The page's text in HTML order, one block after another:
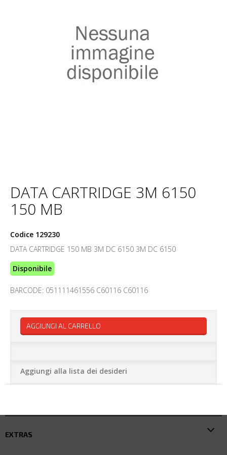
DATA CARTRIDGE 3M 6150
150 MB
Codice 129230
DATA CARTRIDGE 150 MB 3M DC 6150 3M DC 6150
Disponibile
BARCODE: 051111461556 C60116 C60116
AGGIUNGI AL CARRELLO
Aggiungi alla lista dei desideri
EXTRAS